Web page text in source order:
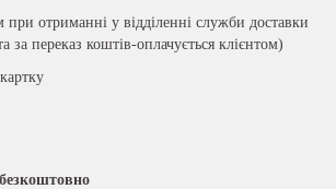
отриманні у відділенні служби доставки
переказ коштів-оплачується клієнтом)
безкоштовно